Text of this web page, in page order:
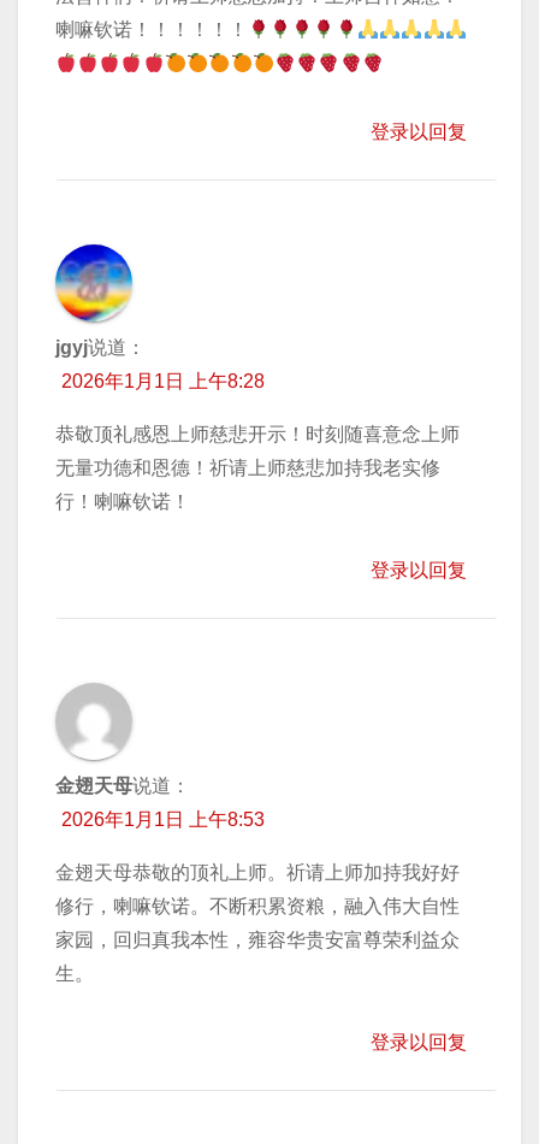
喇嘛钦诺！！！！！！
登录以回复
jgyj说道：
2026年1月1日 上午8:28
恭敬顶礼感恩上师慈悲开示！时刻随喜意念上师
无量功德和恩德！祈请上师慈悲加持我老实修
行！喇嘛钦诺！
登录以回复
金翅天母说道：
2026年1月1日 上午8:53
金翅天母恭敬的顶礼上师。祈请上师加持我好好
修行，喇嘛钦诺。不断积累资粮，融入伟大自性
家园，回归真我本性，雍容华贵安富尊荣利益众
生。
登录以回复